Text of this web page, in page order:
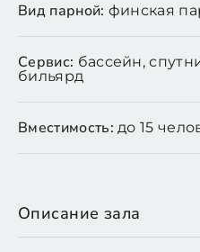
Вид парной: финская
Сервис: бассейн,
бильярд
Вместимость: до 15
Описание зала